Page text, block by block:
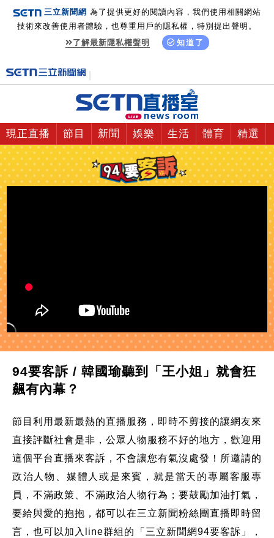
三立新聞網 為了提供更好的閱讀內容，我們使用相關網站
技術來改善使用者體驗，也尊重用戶的隱私權，特別提出聲明。
了解最新隱私權聲明
知道了
現正直播 節目 新聞 娛樂 生活 體育 精選
94要客訴 / 韓國瑜聽到「王小姐」就會狂
飆有內幕？
節目利用最新最熱的直播服務，即時不剪接的讓網友來
直接評斷社會是非，公眾人物服務不好的地方，歡迎用
這個平台直播來客訴，不會讓您有氣沒處發！所邀請的
政治人物、媒體人或是來賓，就是當天的專屬客服專
員，不滿政策、不滿政治人物行為；要鼓勵加油打氣，
要給與愛的抱抱，都可以在三立新聞粉絲團直播即時留
言，也可以加入line群組的「三立新聞網94要客訴」，